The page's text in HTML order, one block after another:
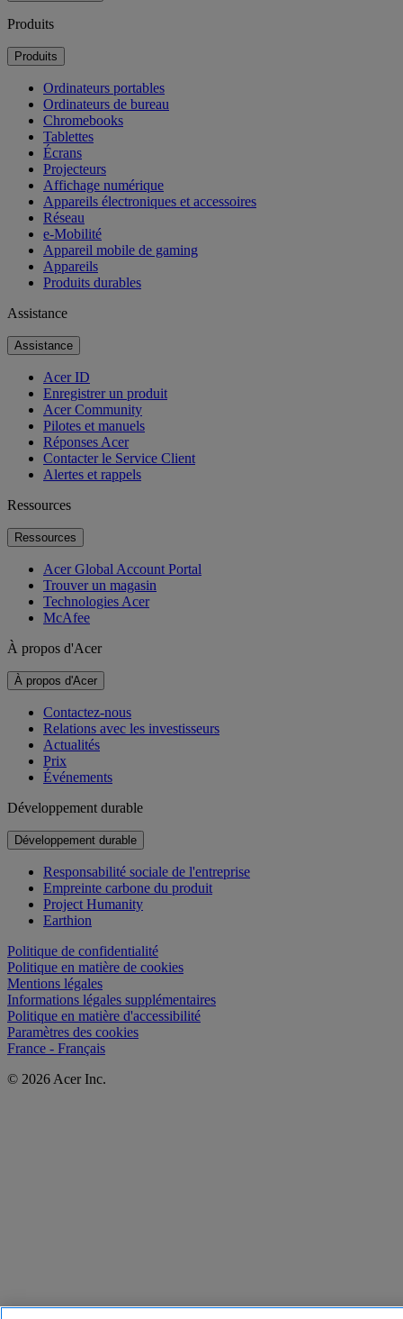
Produits
Produits
Ordinateurs portables
Ordinateurs de bureau
Chromebooks
Tablettes
Écrans
Projecteurs
Affichage numérique
Appareils électroniques et accessoires
Réseau
e-Mobilité
Appareil mobile de gaming
Appareils
Produits durables
Assistance
Assistance
Acer ID
Enregistrer un produit
Acer Community
Pilotes et manuels
Réponses Acer
Contacter le Service Client
Alertes et rappels
Ressources
Ressources
Acer Global Account Portal
Trouver un magasin
Technologies Acer
McAfee
À propos d'Acer
À propos d'Acer
Contactez-nous
Relations avec les investisseurs
Actualités
Prix
Événements
Développement durable
Développement durable
Responsabilité sociale de l'entreprise
Empreinte carbone du produit
Project Humanity
Earthion
Politique de confidentialité
Politique en matière de cookies
Mentions légales
Informations légales supplémentaires
Politique en matière d'accessibilité
Paramètres des cookies
France - Français
© 2026 Acer Inc.